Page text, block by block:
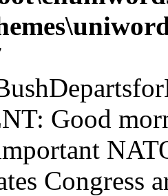
Good
Congress